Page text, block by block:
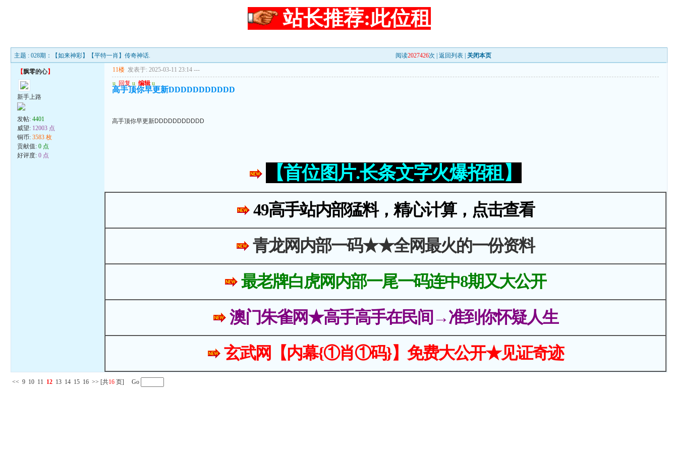
站长推荐:此位租
主题 : 028期：【如来神彩】【平特一肖】传奇神话. 阅读2027426次 |返回列表 关闭本页
【飘零的心】
新手上路
发帖:4401
威望: 12003 点
铜币:3583 枚
贡献值:0 点
好评度:0 点
11楼 发表于: 2025-03-11 23:14 ---
u 回复 u 编辑 u
高手顶你早更新DDDDDDDDDDD
高手顶你早更新DDDDDDDDDDD
【首位图片.长条文字火爆招租】
49高手站内部猛料，精心计算，点击查看
青龙网内部一码★★全网最火的一份资料
最老牌白虎网内部一尾一码连中8期又大公开
澳门朱雀网★高手高手在民间→准到你怀疑人生
玄武网【内幕{①肖①码}】免费大公开★见证奇迹
<< 9 10 11 12 13 14 15 16 >> [共16 页] Go